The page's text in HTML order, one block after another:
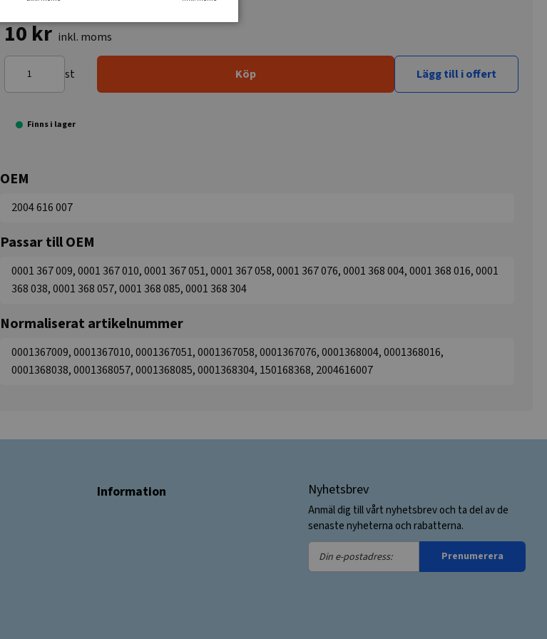
10 kr inkl. moms
st Köp Lägg till i offert
Finns i lager
OEM
2004 616 007
Passar till OEM
0001 367 009, 0001 367 010, 0001 367 051, 0001 367 058, 0001 367 076, 0001 368 004, 0001 368 016, 0001
368 038, 0001 368 057, 0001 368 085, 0001 368 304
Normaliserat artikelnummer
0001367009, 0001367010, 0001367051, 0001367058, 0001367076, 0001368004, 0001368016,
0001368038, 0001368057, 0001368085, 0001368304, 150168368, 2004616007
Information Nyhetsbrev
Anmäl dig till vårt nyhetsbrev och ta del av de
senaste nyheterna och rabatterna.
Din
e-
Prenumerera